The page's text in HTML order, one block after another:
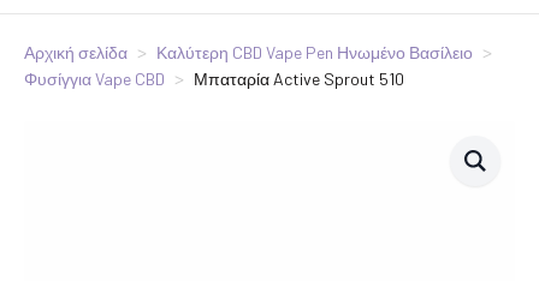
Αρχική σελίδα
Καλύτερη CBD Vape Pen Ηνωμένο Βασίλειο
Φυσίγγια Vape CBD
Μπαταρία Active Sprout 510